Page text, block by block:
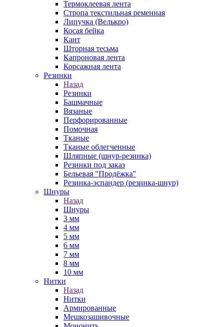
Термоклеевая лента
Стропа текстильная ременная
Липучка (Велькро)
Косая бейка
Кант
Шторная тесьма
Капроновая лента
Корсажная лента
Резинки
Назад
Резинки
Башмачные
Вязаные
Перфорированные
Помочная
Тканые
Тканые облегченные
Шляпные (шнур-резинка)
Резинки под заказ
Бельевая "Продёжка"
Резинка-эспандер (резинка-шнур)
Шнуры
Назад
Шнуры
3 мм
4 мм
5 мм
6 мм
7 мм
8 мм
10 мм
Нитки
Назад
Нитки
Армированные
Мешкозашивочные